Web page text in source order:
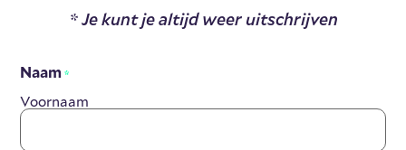
* Je kunt je altijd weer uitschrijven
Naam *
Voornaam